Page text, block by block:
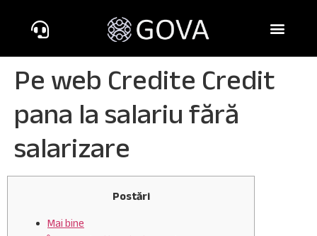
Pe web Credite Credit
pana la salariu fără
salarizare
Postări
Mai bine